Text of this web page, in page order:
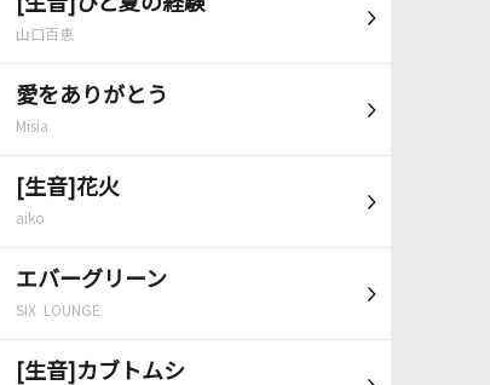
山口百恵
愛をありがとう
Misia
[生音]花火
aiko
エバーグリーン
SIX LOUNGE
[生音]カブトムシ